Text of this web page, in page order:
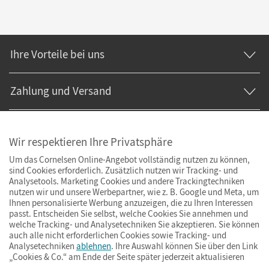
Ihre Vorteile bei uns
Zahlung und Versand
ImpressumAGBDatenschutzBarrierefreiheitCookies & Co.
Wir respektieren Ihre Privatsphäre
Um das Cornelsen Online-Angebot vollständig nutzen zu können,
sind Cookies erforderlich. Zusätzlich nutzen wir Tracking- und
Analysetools. Marketing Cookies und andere Trackingtechniken
nutzen wir und unsere Werbepartner, wie z. B. Google und Meta, um
Ihnen personalisierte Werbung anzuzeigen, die zu Ihren Interessen
passt. Entscheiden Sie selbst, welche Cookies Sie annehmen und
welche Tracking- und Analysetechniken Sie akzeptieren. Sie können
auch alle nicht erforderlichen Cookies sowie Tracking- und
Analysetechniken ablehnen. Ihre Auswahl können Sie über den Link
„Cookies & Co.“ am Ende der Seite später jederzeit aktualisieren